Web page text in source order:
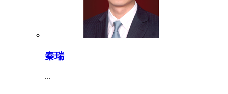
秦瑞
...